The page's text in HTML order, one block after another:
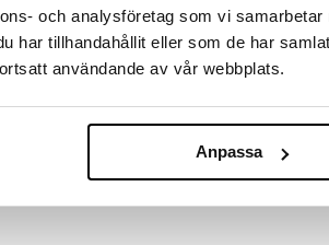
och analysföretag som vi
har tillhandahållit eller som de har
användande av vår webbplats.
Anpassa
aminohappoja
ennen ruokailua.
ei tule ylittää. Ravintolisällä ei